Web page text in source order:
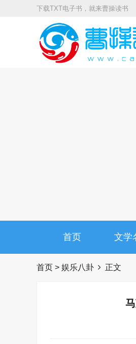
下载TXT电子书，就来曹操读书
首页 文学
首页 > 娱乐八卦 正文